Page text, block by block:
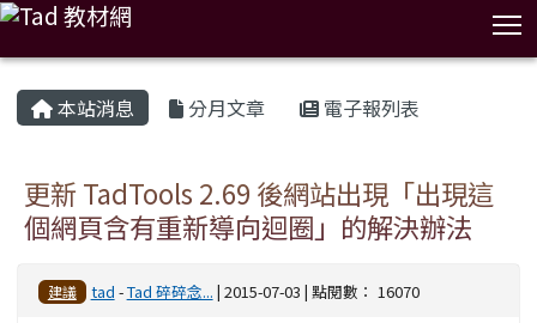
本站消息 分月文章 電子報列表
更新 TadTools 2.69 後網站出現「出現這
個網頁含有重新導向迴圈」的解決辦法
建議 tad -Tad 碎碎念... | 2015-07-03 | 點閱數： 16070